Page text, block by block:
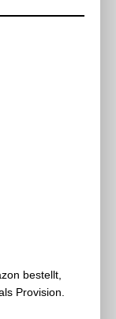
bestellt,
Provision.